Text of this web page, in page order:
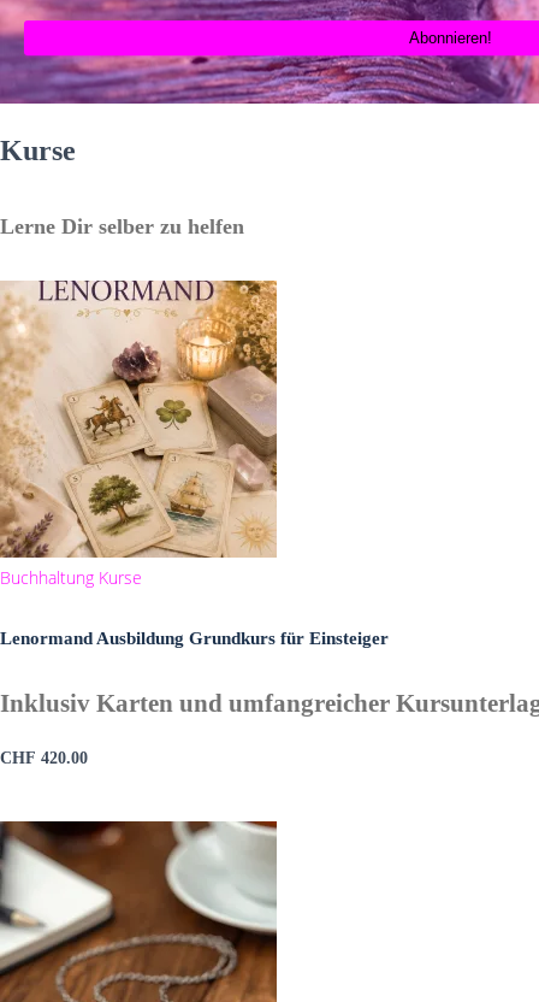
Kurse
Lerne Dir selber zu helfen
Buchhaltung Kurse
Lenormand Ausbildung Grundkurs für Einsteiger
Inklusiv Karten und umfangreicher
CHF 420.00